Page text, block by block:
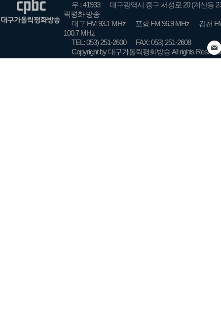
우 : 41933
대구광역시 중구 서성로 20 (계산동 2
릭평화 방송
대구 FM 93.1 MHz
포항 FM 96.9 MHz
김천
100.7 MHz
TEL: 053) 251-2600
FAX: 053) 251-2608
Copyright by 대구가톨릭평화방송 All rights